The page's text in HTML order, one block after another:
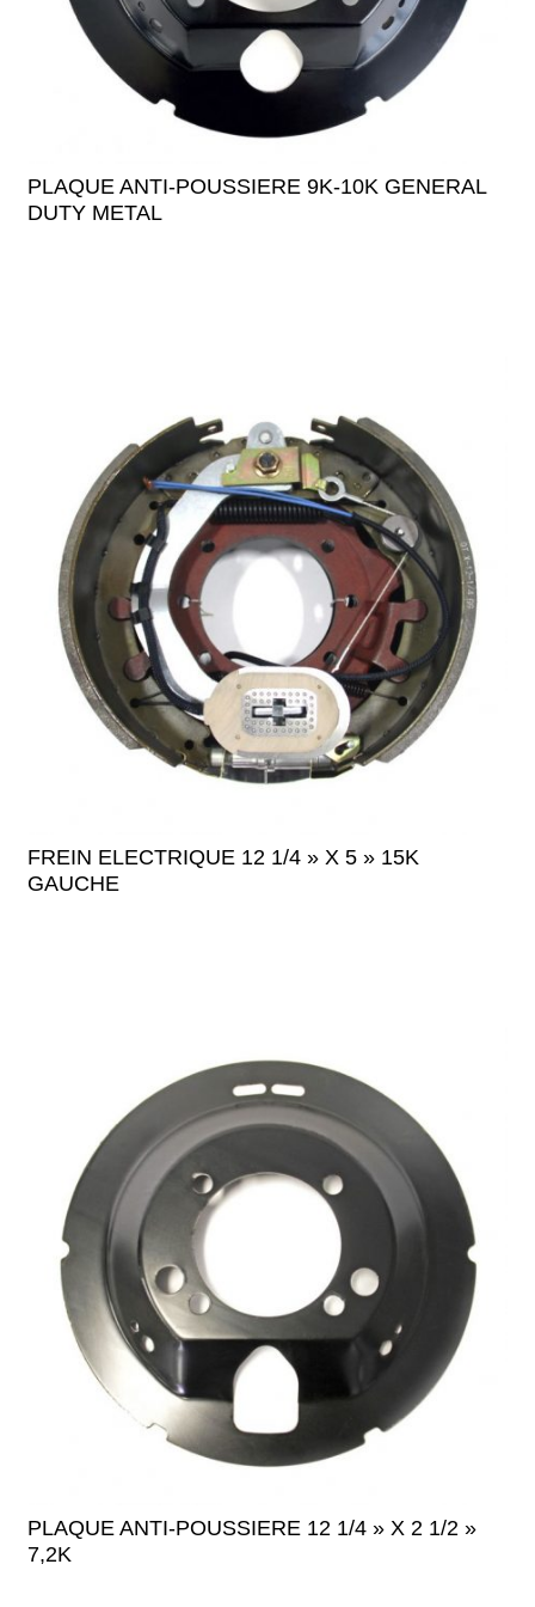
PLAQUE ANTI-POUSSIERE 9K-10K GENERAL
DUTY METAL
FREIN ELECTRIQUE 12 1/4 » X 5 » 15K
GAUCHE
PLAQUE ANTI-POUSSIERE 12 1/4 » X 2 1/2 »
7,2K